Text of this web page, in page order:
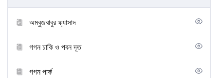
অম্বুজবাবুর ফ্যাসাদ
গগন চাকি ও পবন দূত
গগন পার্ক